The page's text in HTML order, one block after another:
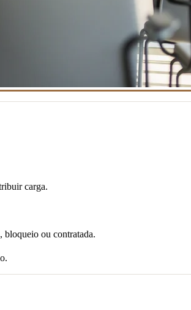
carga.
bloqueio ou contratada.